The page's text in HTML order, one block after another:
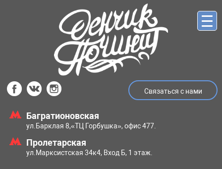
Связаться с нами
Багратионовская
ул.Барклая 8,«ТЦ Горбушка», офис 477.
Пролетарская
ул.Марксистская 34к4, Вход Б, 1 этаж.